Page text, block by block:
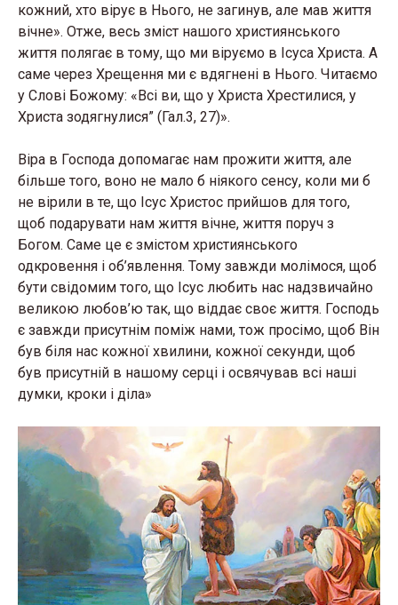
кожний, хто вірує в Нього, не загинув, але мав життя
вічне». Отже, весь зміст нашого християнського
життя полягає в тому, що ми віруємо в Ісуса Христа. А
саме через Хрещення ми є вдягнені в Нього. Читаємо
у Слові Божому: «Всі ви, що у Христа Хрестилися, у
Христа зодягнулися” (Гал.3, 27)».
Віра в Господа допомагає нам прожити життя, але
більше того, воно не мало б ніякого сенсу, коли ми б
не вірили в те, що Ісус Христос прийшов для того,
щоб подарувати нам життя вічне, життя поруч з
Богом. Саме це є змістом християнського
одкровення і об’явлення. Тому завжди молімося, щоб
бути свідомим того, що Ісус любить нас надзвичайно
великою любов’ю так, що віддає своє життя. Господь
є завжди присутнім поміж нами, тож просімо, щоб Він
був біля нас кожної хвилини, кожної секунди, щоб
був присутній в нашому серці і освячував всі наші
думки, кроки і діла»